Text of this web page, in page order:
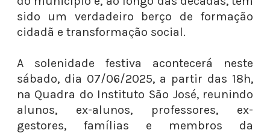
sido um verdadeiro berço de formação
cidadã e transformação social.
A solenidade festiva acontecerá neste
sábado, dia 07/06/2025, a partir das 18h,
na Quadra do Instituto São José, reunindo
alunos, ex-alunos, professores, ex-
gestores, famílias e membros da